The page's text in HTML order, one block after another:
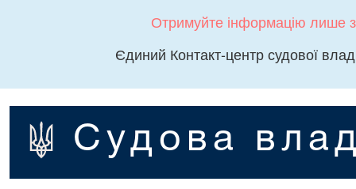
Отримуйте інформацію лише
Єдиний Контакт-центр судової
Судова